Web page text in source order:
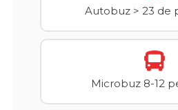
Autobuz > 23 de
Microbuz 8-12